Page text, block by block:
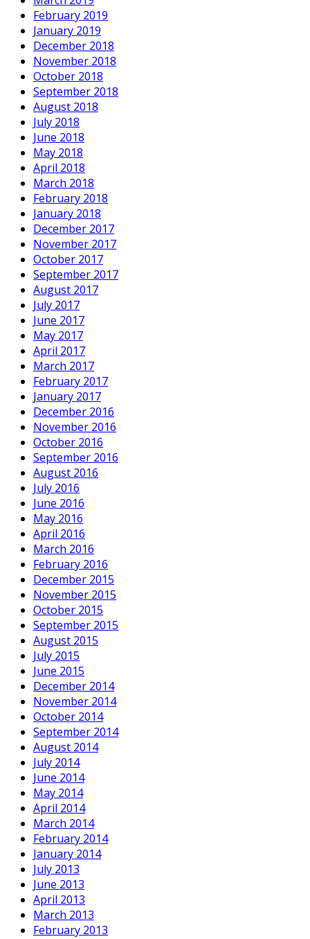
February 2019
January 2019
December 2018
November 2018
October 2018
September 2018
August 2018
July 2018
June 2018
May 2018
April 2018
March 2018
February 2018
January 2018
December 2017
November 2017
October 2017
September 2017
August 2017
July 2017
June 2017
May 2017
April 2017
March 2017
February 2017
January 2017
December 2016
November 2016
October 2016
September 2016
August 2016
July 2016
June 2016
May 2016
April 2016
March 2016
February 2016
December 2015
November 2015
October 2015
September 2015
August 2015
July 2015
June 2015
December 2014
November 2014
October 2014
September 2014
August 2014
July 2014
June 2014
May 2014
April 2014
March 2014
February 2014
January 2014
July 2013
June 2013
April 2013
March 2013
February 2013